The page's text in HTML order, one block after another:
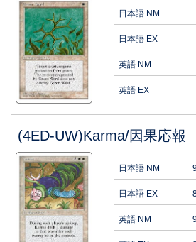
日本語 NM
日本語 EX
英語 NM
英語 EX
(4ED-UW)Karma/因果応報
日本語 NM
日本語 EX
英語 NM